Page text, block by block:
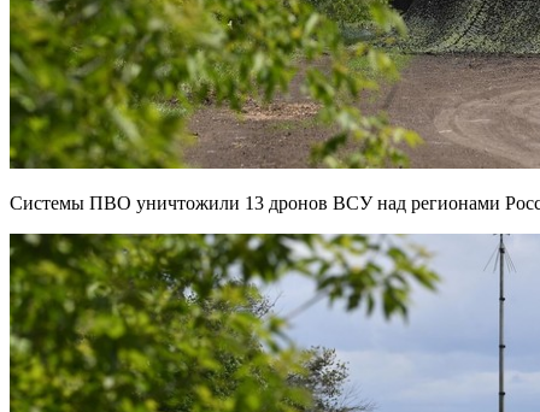
Системы ПВО уничтожили 13 дронов ВСУ над регионами